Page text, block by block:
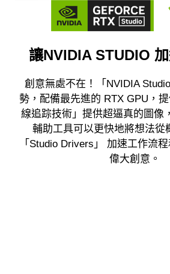
讓NVIDIA STUDIO
創意無處不在！「NVIDIA
勢，配備最先進的 RTX GPU，
線追踪技術」提供超逼真的圖像
輔助工具可以更快地將想法從
「Studio Drivers」 加速工作流
偉大創意。